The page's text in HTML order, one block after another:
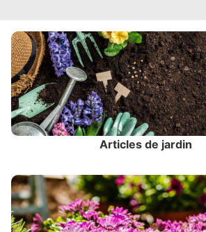
Articles de jardin